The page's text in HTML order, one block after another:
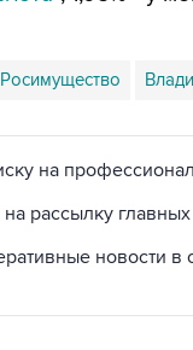
Росимущество
на
рассылку
новости